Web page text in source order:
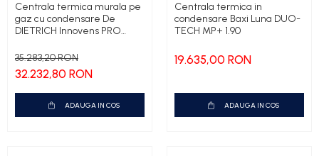
Centrala termica murala pe
gaz cu condensare De
DIETRICH Innovens PRO
35.283,20 RON
32.232,80 RON
ADAUGA IN COS
Centrala termica in
condensare Baxi Luna DUO-
TECH MP+ 1.90
19.635,00 RON
ADAUGA IN COS